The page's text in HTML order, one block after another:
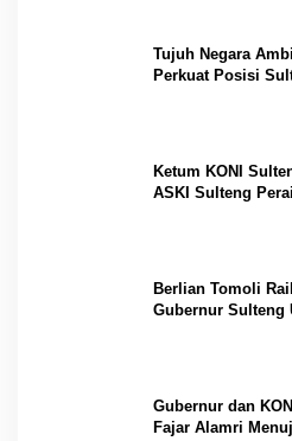
Tujuh Negara
Perkuat Posisi
Ketum KONI
ASKI Sulteng
Berlian Tomoli
Gubernur Sulteng
Gubernur dan
Fajar Alamri